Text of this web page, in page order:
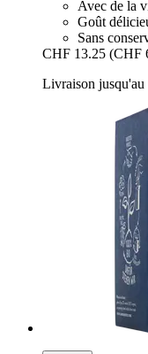
Avec de la
Goût
Sans
CHF 13.25 (CHF
Livraison jusqu'au